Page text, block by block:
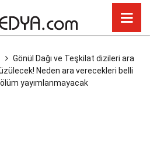
Gönül Dağı ve Teşkilat dizileri ara
Neden ara verecekleri belli
yayımlanmayacak